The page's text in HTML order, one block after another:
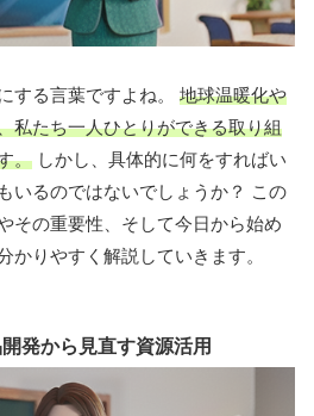
する言葉ですよね。 地球温暖化や
私たち一人ひとりができる取り組
。 しかし、具体的に何をすればい
いるのではないでしょうか？ この
その重要性、そして今日から始め
かりやすく解説していきます。
発から見直す資源活用